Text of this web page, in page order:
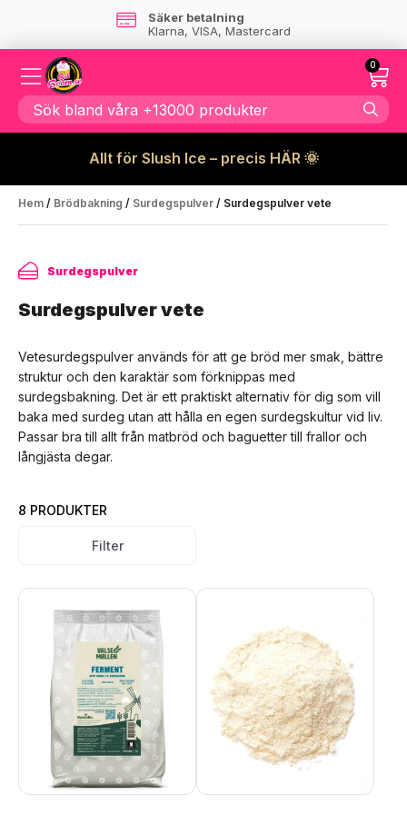
Säker betalning
Klarna, VISA, Mastercard
0
Allt för Slush Ice – precis HÄR 🌞
Hem / Brödbakning / Surdegspulver / Surdegspulver vete
Surdegspulver
Surdegspulver vete
Vetesurdegspulver används för att ge bröd mer smak, bättre
struktur och den karaktär som förknippas med
surdegsbakning. Det är ett praktiskt alternativ för dig som vill
baka med surdeg utan att hålla en egen surdegskultur vid liv.
Passar bra till allt från matbröd och baguetter till frallor och
långjästa degar.
8 PRODUKTER
Filter